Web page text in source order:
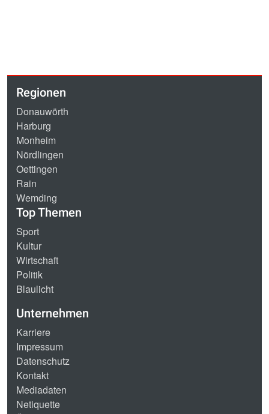
Regionen
Donauwörth
Harburg
Monheim
Nördlingen
Oettingen
Rain
Wemding
Top Themen
Sport
Kultur
Wirtschaft
Politik
Blaulicht
Unternehmen
Karriere
Impressum
Datenschutz
Kontakt
Mediadaten
Netiquette